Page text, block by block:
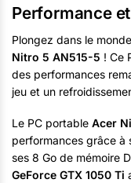
Performance
Plongez dans le
Nitro 5 AN515-5 ! Ce
des performances
jeu et un
Le PC portable Acer
performances grâce à
ses 8 Go de mémoire
GeForce GTX 1050 Ti